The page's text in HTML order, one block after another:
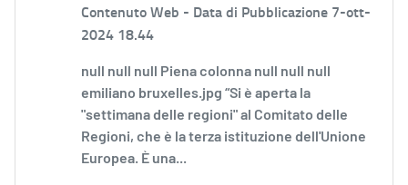
Contenuto Web - Data di Pubblicazione 7-ott-
2024 18.44
null null null Piena colonna null null null
emiliano bruxelles.jpg “Si è aperta la
"settimana delle regioni" al Comitato delle
Regioni, che è la terza istituzione dell'Unione
Europea. È una...